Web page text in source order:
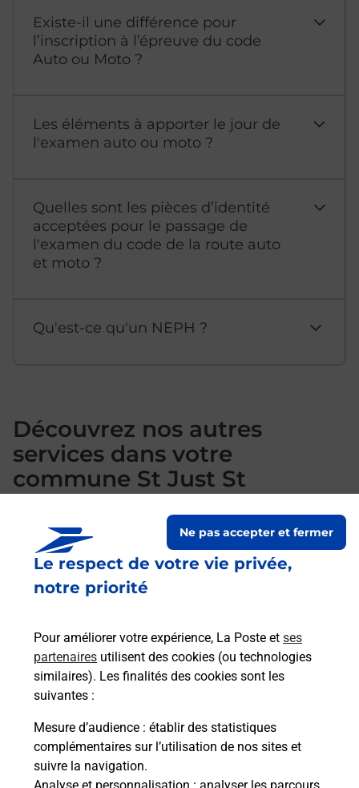
Le respect de votre vie privée,
notre priorité
Pour améliorer votre expérience, La Poste et ses
partenaires utilisent des cookies (ou technologies
similaires). Les finalités des cookies sont les
suivantes :
Mesure d’audience : établir des statistiques
complémentaires sur l’utilisation de nos sites et
suivre la navigation.
Ne pas accepter et fermer
Existe-il une différence pour
l’inscription à l’épreuve du code
Auto ou Moto ?
Les éléments à apporter le jour de
l'examen auto ou moto ?
Quelles sont les pièces d’identité
acceptées pour le passage de
l'examen du code de la route auto
et moto ?
Qu'est-ce qu'un NEPH ?
Découvrez nos autres
services dans votre
commune St Just St
Souscrire à la téléassistance
Vous cherchez une téléassistance, téléalarme dans
la commune St Just St Rambert ?